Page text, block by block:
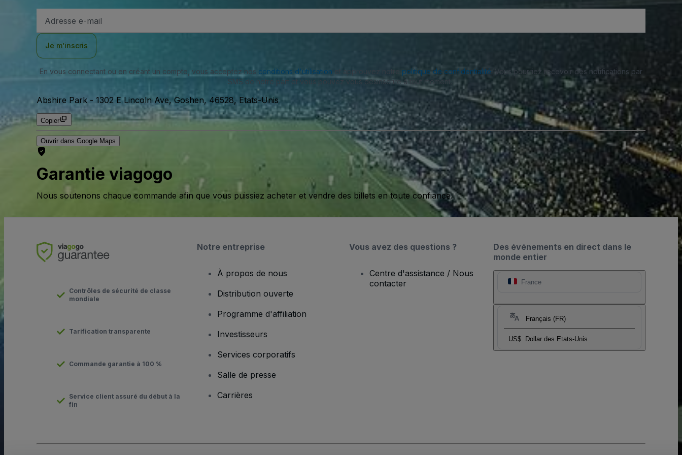
e-
Je m’inscris
En vous connectant ou en créant un compte, vous acceptez nos conditions d'utilisation et approuvez notre politique de confidentialité . Vous pourriez recevoir des notifications par
SMS de notre part et vous pouvez vous désinscrire à tout moment.
Abshire Park - 1302 E Lincoln Ave, Goshen, 46528, Etats-Unis
Copier
Ouvrir dans Google Maps
Garantie viagogo
Nous soutenons chaque commande afin que vous puissiez acheter et vendre des billets en toute confiance.
Des événements en direct dans le
monde entier
France
Français (FR)
US$ Dollar des Etats-Unis
Contrôles de sécurité de classe
mondiale
Tarification transparente
Commande garantie à 100 %
Service client assuré du début à la
fin
Notre entreprise
À propos de nous
Distribution ouverte
Programme d'affiliation
Investisseurs
Services corporatifs
Salle de presse
Carrières
Vous avez des questions ?
Centre d'assistance / Nous
contacter